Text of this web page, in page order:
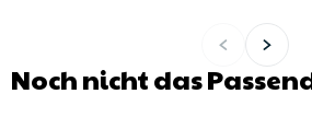
Noch nicht das